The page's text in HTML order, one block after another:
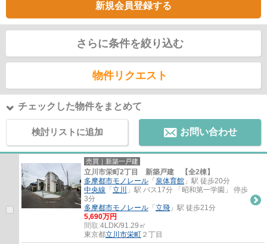
新規会員登録する
さらに条件を絞り込む
物件リクエスト
チェックした物件をまとめて
検討リストに追加 お問い合わせ
売買｜新築一戸建
立川市栄町2丁目 新築戸建 【全2棟】
多摩都市モノレール 「 泉体育館 」駅 徒歩20分
中央線 「 立川
」駅 バス17分 「昭和第一学園」 停歩
3分
多摩都市モノレール 「 立飛 」駅 徒歩21分
5,690万円
間取:4LDK/91.29㎡
東京都立川市栄町 ２丁目